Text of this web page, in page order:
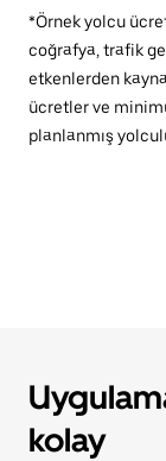
*Örnek yolcu
coğrafya, trafik
etkenlerden
ücretler ve
planlanmış
kolay